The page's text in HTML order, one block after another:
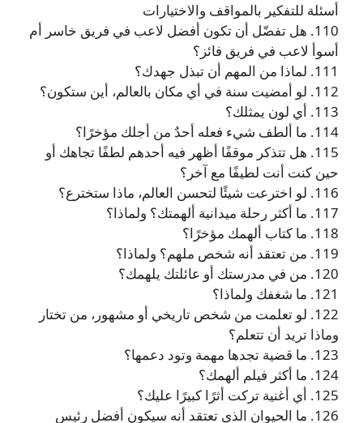
أسئلة للتفكير بالمواقف والاختيارات
110. هل تفضّل أن تكون أفضل لاعب في فريق خاسر أم
أسوأ لاعب في فريق فائز؟
111. لماذا من المهم أن تبذل جهدك؟
112. لو أمضيت سنة في أي مكان بالعالم، أين ستكون؟
113. أي لون يمثلك؟
114. ما ألطف شيء فعله أحدٌ من أجلك مؤخرًا؟
115. هل تتذكر موقفًا أظهر فيه أحدهم لطفًا تجاهك أو
حين كنت أنت لطيفًا مع آخر؟
116. لو اخترعت شيئًا لتحسن العالم، ماذا ستخترع؟
117. ما أكثر رحلة ميدانية ألهمتك؟ ولماذا؟
118. ما كتاب ألهمك مؤخرًا؟
119. من تعتقد أنه شخص ملهم؟ ولماذا؟
120. من في مدرستك أو عائلتك يلهمك؟
121. ما شغفك ولماذا؟
122. لو تعلمت من شخص تاريخي أو مشهور، من تختار
وماذا تريد أن تتعلم؟
123. ما قضية تجدها مهمة وتود دعمها؟
124. ما أكثر فيلم ألهمك؟
125. أي أغنية تركت أثرًا كبيرًا عليك؟
126. ما الحيوان الذي تعتقد أنه سيكون أفضل رئيس